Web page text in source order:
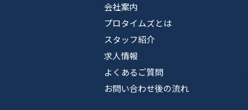
会社案内
プロタイムズとは
スタッフ紹介
求人情報
よくあるご質問
お問い合わせ後の流れ